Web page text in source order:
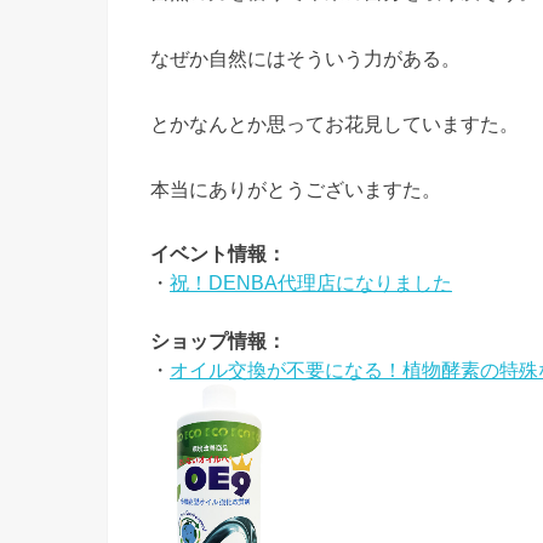
なぜか自然にはそういう力がある。
とかなんとか思ってお花見していますた。
本当にありがとうございますた。
イベント情報：
・ 祝！DENBA代理店になりました
ショップ情報：
・ オイル交換が不要になる！植物酵素の特